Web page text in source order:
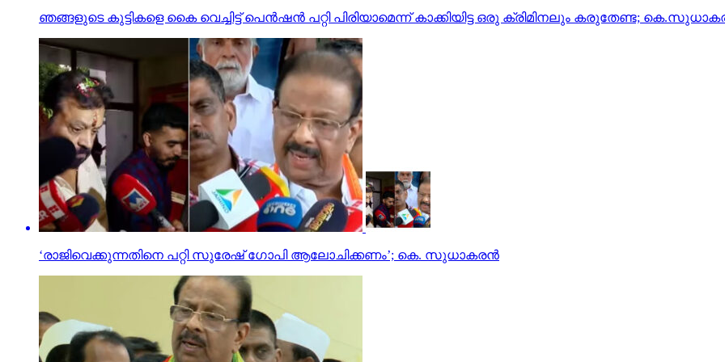
ഞങ്ങളുടെ കുട്ടികളെ കൈ വെച്ചിട്ട് പെന്‍ഷന്‍ പറ്റി പിരിയാമെന്ന് കാക്കിയിട്ട ഒരു ക്രിമിനലും കരുതേണ്ട;
‘രാജിവെക്കുന്നതിനെ പറ്റി സുരേഷ് ഗോപി ആലോചിക്കണം’; കെ. സുധാകരൻ